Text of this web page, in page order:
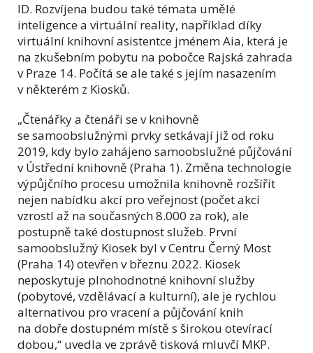
ID. Rozvíjena budou také témata umělé
inteligence a virtuální reality, například díky
virtuální knihovní asistentce jménem Aia, která je
na zkušebním pobytu na pobočce Rajská zahrada
v Praze 14. Počítá se ale také s jejím nasazením
v některém z Kiosků.
„Čtenářky a čtenáři se v knihovně
se samoobslužnými prvky setkávají již od roku
2019, kdy bylo zahájeno samoobslužné půjčování
v Ústřední knihovně (Praha 1). Změna technologie
výpůjčního procesu umožnila knihovně rozšířit
nejen nabídku akcí pro veřejnost (počet akcí
vzrostl až na současných 8.000 za rok), ale
postupně také dostupnost služeb. První
samoobslužný Kiosek byl v Centru Černý Most
(Praha 14) otevřen v březnu 2022. Kiosek
neposkytuje plnohodnotné knihovní služby
(pobytové, vzdělávací a kulturní), ale je rychlou
alternativou pro vracení a půjčování knih
na dobře dostupném místě s širokou otevírací
dobou,“ uvedla ve zprávě tisková mluvčí MKP.